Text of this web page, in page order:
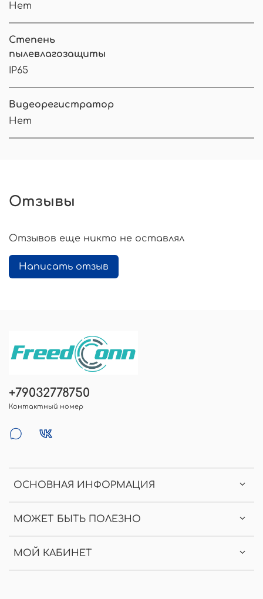
Нет
Степень
пылевлагозащиты
IP65
Видеорегистратор
Нет
Отзывы
Отзывов еще никто не оставлял
Написать отзыв
ОСНОВНАЯ ИНФОРМАЦИЯ
МОЖЕТ БЫТЬ ПОЛЕЗНО
МОЙ КАБИНЕТ
+79032778750
Контактный номер